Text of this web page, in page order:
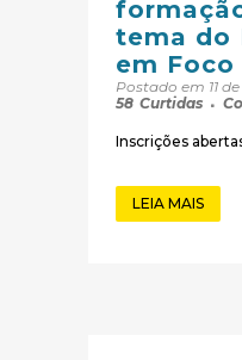
tema do
em Foco
Postado em 11
58 Curtidas
Inscrições
LEIA MAIS